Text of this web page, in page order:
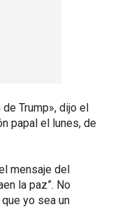
Trump», dijo el
papal el lunes, de
mensaje del
la paz”. No
yo sea un